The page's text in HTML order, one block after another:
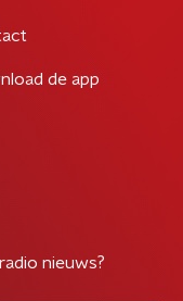
de app
nieuws?